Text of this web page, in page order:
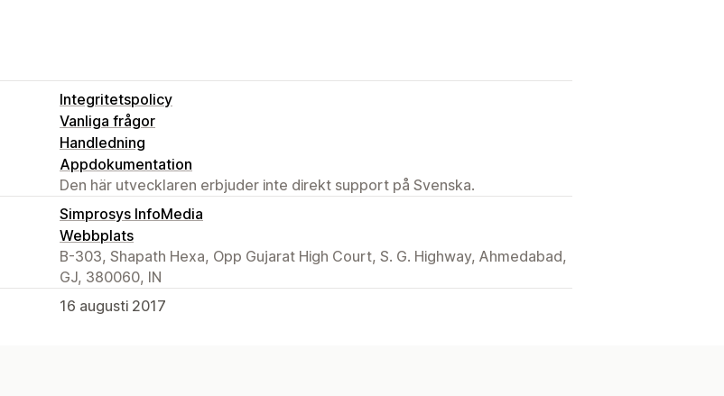
Integritetspolicy
Vanliga frågor
Handledning
Appdokumentation
Den här utvecklaren erbjuder inte direkt support på Svenska.
Simprosys InfoMedia
Webbplats
B-303, Shapath Hexa, Opp Gujarat High Court, S. G. Highway, Ahmedabad,
GJ, 380060, IN
16 augusti 2017